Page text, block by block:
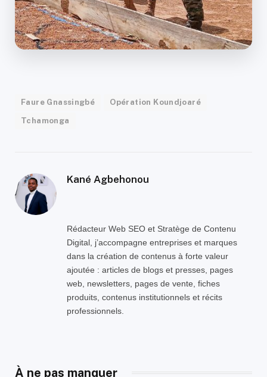
Faure Gnassingbé Opération Koundjoaré
Tchamonga
Kané Agbehonou
Rédacteur Web SEO et Stratège de Contenu
Digital, j’accompagne entreprises et marques
dans la création de contenus à forte valeur
ajoutée : articles de blogs et presses, pages
web, newsletters, pages de vente, fiches
produits, contenus institutionnels et récits
professionnels.
À ne pas manquer